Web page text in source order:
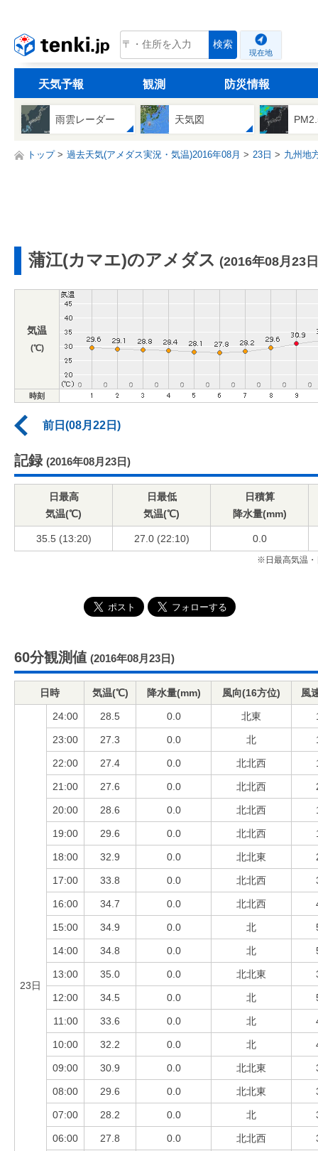
tenki.jp 検索
現在地
天気予報 観測 防災情報
雨雲レーダー 天気図
トップ 過去天気(アメダス実況・気温)2016年08月 23日 九州地
蒲江(カマエ)のアメダス (2016年08月23
気温
(℃)
時刻
前日(08月22日)
記録 (2016年08月23日)
日最高
気温(℃)
日最低
気温(℃)
日積算
降水量(mm)
35.5 (13:20) 27.0 (22:10) 0.0
※日最高気温・
60分観測値 (2016年08月23日)
日時 気温(℃) 降水量(mm) 風向(16方位) 風
23日
24:00 28.5 0.0 北東
23:00 27.3 0.0 北
22:00 27.4 0.0 北北西
21:00 27.6 0.0 北北西
20:00 28.6 0.0 北北西
19:00 29.6 0.0 北北西
18:00 32.9 0.0 北北東
17:00 33.8 0.0 北北西
16:00 34.7 0.0 北北西
15:00 34.9 0.0 北
14:00 34.8 0.0 北
13:00 35.0 0.0 北北東
12:00 34.5 0.0 北
11:00 33.6 0.0 北
10:00 32.2 0.0 北
09:00 30.9 0.0 北北東
08:00 29.6 0.0 北北東
07:00 28.2 0.0 北
06:00 27.8 0.0 北北西